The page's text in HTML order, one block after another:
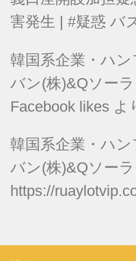
害発生 | #疑惑 バ
韓国系企業・ハ
バン(株)&Qソー
Facebook likes よ
韓国系企業・ハ
バン(株)&Qソー
https://